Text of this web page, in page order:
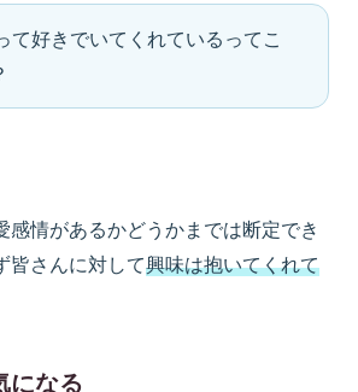
て好きでいてくれているってこ
感情があるかどうかまでは断定でき
皆さんに対して興味は抱いてくれて
になる